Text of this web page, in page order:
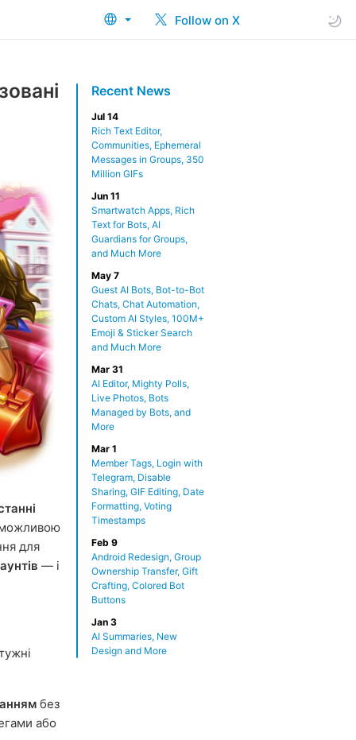
Follow on X
Recent News
Jul 14
Rich Text Editor,
Communities, Ephemeral
Messages in Groups, 350
Million GIFs
Jun 11
Smartwatch Apps, Rich
Text for Bots, AI
Guardians for Groups,
and Much More
May 7
Guest AI Bots, Bot-to-Bot
Chats, Chat Automation,
Custom AI Styles, 100M+
Emoji & Sticker Search
and Much More
Mar 31
AI Editor, Mighty Polls,
Live Photos, Bots
Managed by Bots, and
More
Mar 1
Member Tags, Login with
Telegram, Disable
Sharing, GIF Editing, Date
Formatting, Voting
Timestamps
Feb 9
Android Redesign, Group
Ownership Transfer, Gift
Crafting, Colored Bot
Buttons
Jan 3
AI Summaries, New
Design and More
можливою
для
— і
без
або